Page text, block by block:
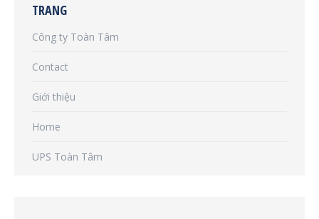
TRANG
Công ty Toàn Tâm
Contact
Giới thiệu
Home
UPS Toàn Tâm